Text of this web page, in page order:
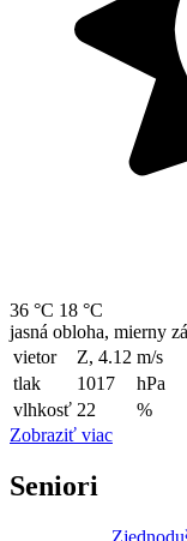
36 °C 18 °C
jasná obloha, mierny
vietor
Z, 4.12 m/s
tlak
1017
hPa
vlhkosť 22
%
Zobraziť viac
Seniori